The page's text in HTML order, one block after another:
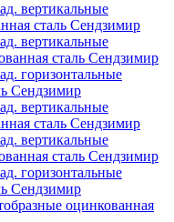
вертикальные
сталь Сендзимир
вертикальные
сталь Сендзимир
горизонтальные
Сендзимир
вертикальные
сталь Сендзимир
вертикальные
сталь Сендзимир
горизонтальные
Сендзимир
оцинкованная